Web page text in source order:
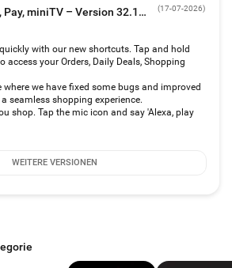
Schmuck
Waschmaschinen usw.)
Amazon India Shop, Pay, miniTV – Version 32.13.2.300 (17-07-2026)
with our new shortcuts. Tap and hold
access your Orders, Daily Deals, Shopping
we have fixed some bugs and improved
seamless shopping experience.
shop. Tap the mic icon and say 'Alexa, play
WEITERE VERSIONEN